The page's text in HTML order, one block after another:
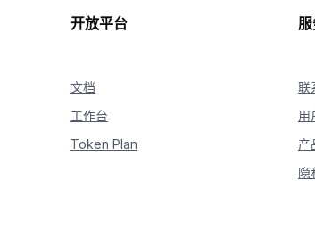
开放平台
文档
工作台
Token Plan
联
用
产
隐